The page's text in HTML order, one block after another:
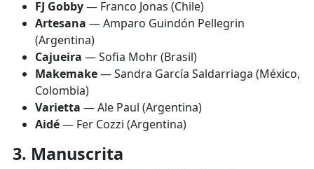
FJ Gobby— Franco Jonas (Chile)
Artesana — Amparo Guindón Pellegrin
(Argentina)
Cajueira — Sofia Mohr (Brasil)
Makemake— Sandra García Saldarriaga (México,
Colombia)
Varietta — Ale Paul (Argentina)
Aidé— Fer Cozzi (Argentina)
3. Manuscrita